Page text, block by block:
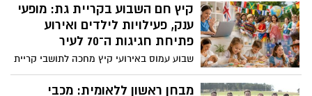
נסרין, ליאור נרקיס והדוד חיים, לצד טקס
יקירי העיר, מתחמי פעילות ודוכנים. הכניסה
ללא תשלום, אך מותנית בהרשמה מראש
קיץ חם השבוע בקריית גת: מופעי
ענק, פעילויות לילדים ואירוע
פתיחת חגיגות ה־70 לעיר
שבוע עמוס באירועי קיץ מחכה לתושבי קריית
גת, עם מגוון פעילויות לכל המשפחה, סדנאות
לילדים, מופע סטנדאפ, כנס מקצועי לאימהות
מבחן ראשון ללאומית: מכבי